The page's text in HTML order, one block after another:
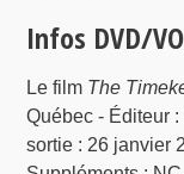
Infos DVD/
Le film The
Québec - Éditeur
sortie : 26 janvier